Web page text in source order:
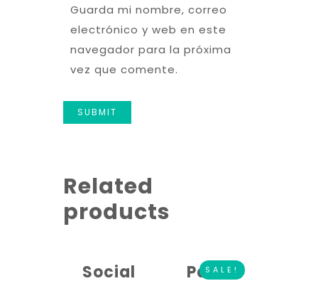
Guarda mi nombre, correo
electrónico y web en este
navegador para la próxima
vez que comente.
Related
products
Social SALE!
Paws